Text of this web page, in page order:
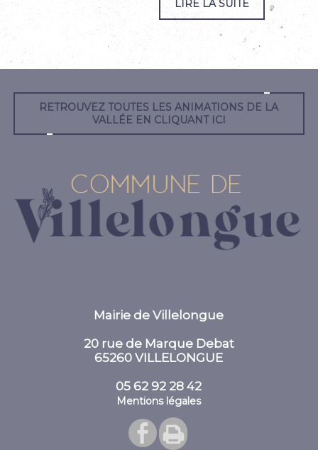
RETROUVEZ TOUTES LES ANIMATIONS DE LA
VALLÉE EN CLIQUANT ICI
Mairie de Villelongue
20 rue de Marque Debat
65260 VILLELONGUE
05 62 92 28 42
Mentions légales